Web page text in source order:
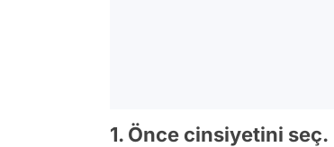
1. Önce cinsiyetini seç.